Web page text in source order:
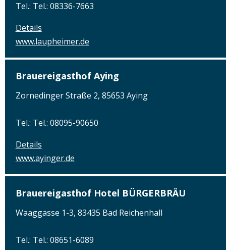
Tel.: Tel.: 08336-7663
Details
www.laupheimer.de
Brauereigasthof Aying
Zornedinger Straße 2, 85653 Aying
Tel.: Tel.: 08095-90650
Details
www.ayinger.de
Brauereigasthof Hotel BÜRGERBRÄU
Waaggasse 1-3, 83435 Bad Reichenhall
Tel.: Tel.: 08651-6089